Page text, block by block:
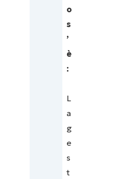
o
s
’
è
:
L
a
g
e
s
t